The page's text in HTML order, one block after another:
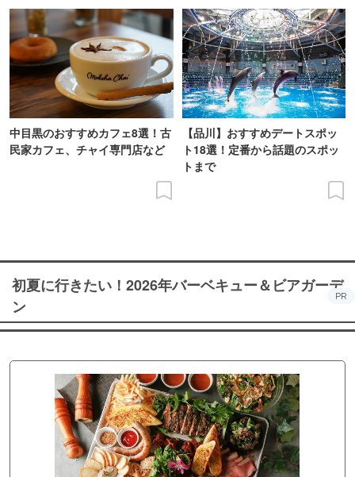
中目黒のおすすめカフェ8選！古
民家カフェ、チャイ専門店など
【品川】おすすめデートスポッ
ト18選！定番から話題のスポッ
トまで
初夏に行きたい！2026年バーベキュー＆ビアガーデ
ン
PR